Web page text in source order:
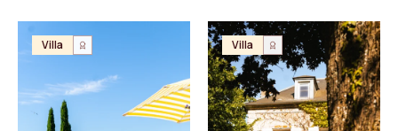
Villa Villa